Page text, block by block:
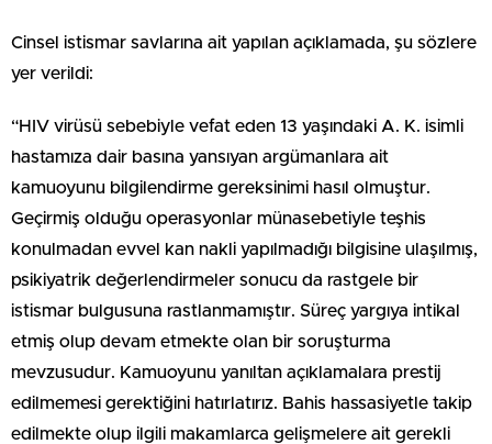
Cinsel istismar savlarına ait yapılan açıklamada, şu sözlere
yer verildi:
“HIV virüsü sebebiyle vefat eden 13 yaşındaki A. K. isimli
hastamıza dair basına yansıyan argümanlara ait
kamuoyunu bilgilendirme gereksinimi hasıl olmuştur.
Geçirmiş olduğu operasyonlar münasebetiyle teşhis
konulmadan evvel kan nakli yapılmadığı bilgisine ulaşılmış,
psikiyatrik değerlendirmeler sonucu da rastgele bir
istismar bulgusuna rastlanmamıştır. Süreç yargıya intikal
etmiş olup devam etmekte olan bir soruşturma
mevzusudur. Kamuoyunu yanıltan açıklamalara prestij
edilmemesi gerektiğini hatırlatırız. Bahis hassasiyetle takip
edilmekte olup ilgili makamlarca gelişmelere ait gerekli